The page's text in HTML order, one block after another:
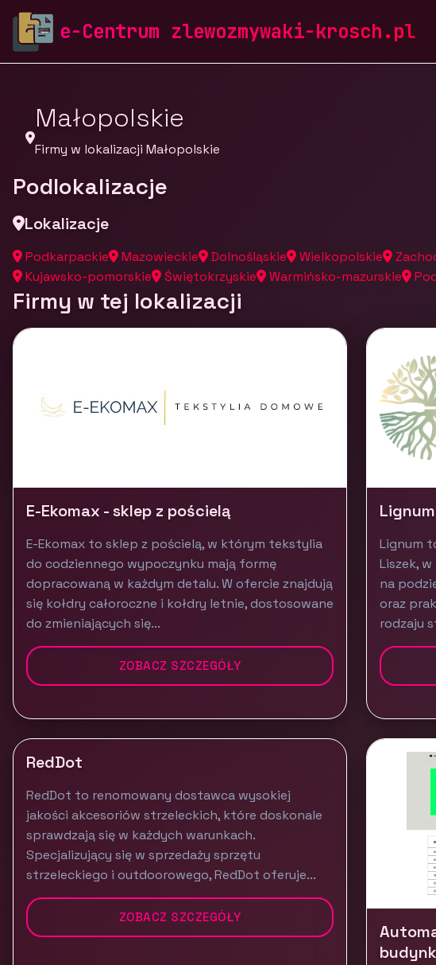
e-Centrum zlewozmywaki-krosch.pl
zlewozmywaki-krosch.pl Firmy Firmy z województwa
Małopolskie
Firmy w lokalizacji Małopolskie
Podlokalizacje
Lokalizacje
Podkarpackie Mazowieckie Dolnośląskie Wielkopolskie
Kujawsko-pomorskie
Świętokrzyskie Warmińsko-mazurskie
Firmy w tej lokalizacji
E-Ekomax - sklep z pościelą
E-Ekomax to sklep z pościelą, w którym tekstylia
do codziennego wypoczynku mają formę
dopracowaną w każdym detalu. W ofercie znajdują
się kołdry całoroczne i kołdry letnie, dostosowane
do zmieniających się...
ZOBACZ SZCZEGÓŁY
Lignum
Lignum
Liszek,
na
oraz
rodzaju
RedDot
RedDot to renomowany dostawca wysokiej
jakości akcesoriów strzeleckich, które doskonale
sprawdzają się w każdych warunkach.
Specjalizujący się w sprzedaży sprzętu
strzeleckiego i outdoorowego, RedDot oferuje...
ZOBACZ SZCZEGÓŁY